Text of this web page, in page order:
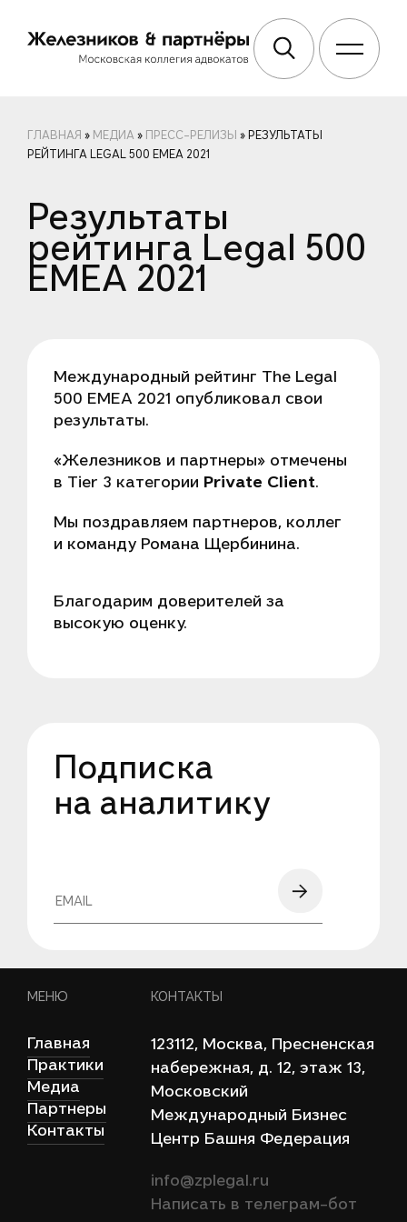
ГЛАВНАЯ » МЕДИА » ПРЕСС-РЕЛИЗЫ » РЕЗУЛЬТАТЫ
РЕЙТИНГА LEGAL 500 EMEA 2021
Результаты
рейтинга Legal 500
EMEA 2021
Международный рейтинг The Legal
500 EMEA 2021 опубликовал свои
результаты.
«Железников и партнеры» отмечены
в Tier 3 категории Private Client.
Мы поздравляем партнеров, коллег
и команду Романа Щербинина.
Благодарим доверителей за
высокую оценку.
Подписка
на аналитику
МЕНЮ
Главная
Практики
Медиа
Партнеры
Контакты
КОНТАКТЫ
123112, Моcква, Пресненская
набережная, д. 12, этаж 13,
Московский
Международный Бизнес
Центр Башня Федерация
info@zplegal.ru
Написать в телеграм-бот